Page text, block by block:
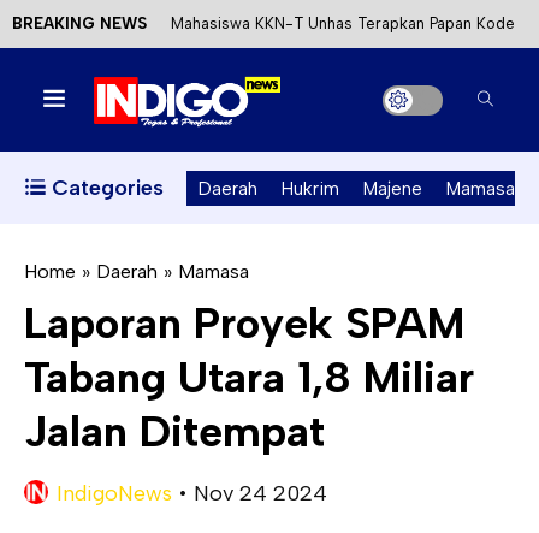
BREAKING NEWS Mahasiswa KKN-T Unhas Terapkan Papan Kode
Etik Wisata di Pantai Lawere Desa Lotang Salo
Satu DPO Pengeroyokan SPBU Tapalang
Ditangkap, Satu Lagi Kabur ke Kalimantan
Perizinan Air Tanah melalui Aplikasi SAPO
Kecewa Kapolresta Absen, APPK Mamuju
Soroti Kejanggalan Kasus Tambang Emas Ilegal
Categories Daerah Hukrim Majene Mamasa
Home » Daerah » Mamasa
Laporan Proyek SPAM
Tabang Utara 1,8 Miliar
Jalan Ditempat
IndigoNews • Nov 24 2024